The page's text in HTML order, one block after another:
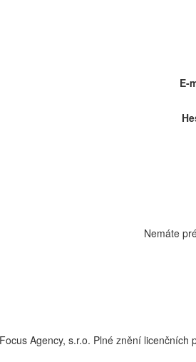
E-
Nemáte
Agency, s.r.o. Plné znění licenčních